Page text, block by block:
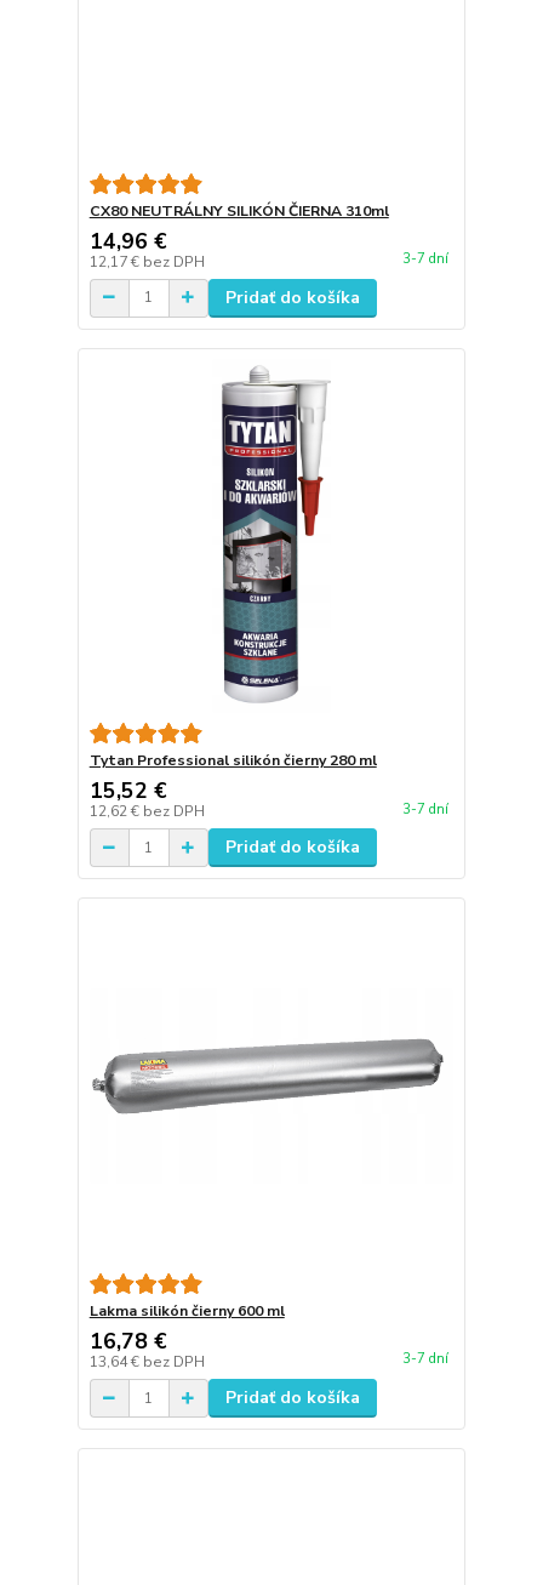
CX80 NEUTRÁLNY SILIKÓN ČIERNA 310ml
14,96 €
12,17 € bez DPH 3-7 dní
Pridať do košíka
Tytan Professional silikón čierny 280 ml
15,52 €
12,62 € bez DPH 3-7 dní
Pridať do košíka
Lakma silikón čierny 600 ml
16,78 €
13,64 € bez DPH 3-7 dní
Pridať do košíka